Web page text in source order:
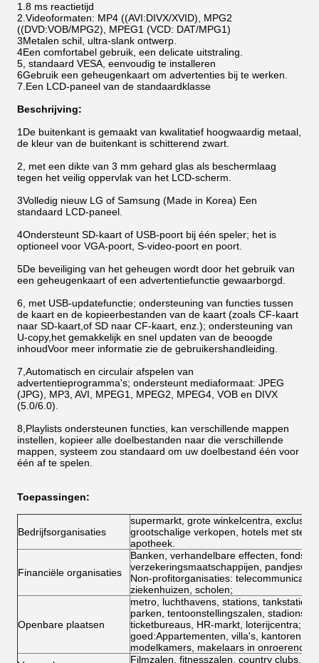
1.8 ms reactietijd
2.Videoformaten: MP4 ((AVI:DIVX/XVID), MPG2
((DVD:VOB/MPG2), MPEG1 (VCD: DAT/MPG1)
3Metalen schil, ultra-slank ontwerp.
4Een comfortabel gebruik, een delicate uitstraling.
5, standaard VESA, eenvoudig te installeren
6Gebruik een geheugenkaart om advertenties bij te werken.
7. Een LCD-paneel van de standaardklasse
Beschrijving:
1De buitenkant is gemaakt van kwalitatief hoogwaardig metaal,
de kleur van de buitenkant is schitterend zwart.
2, met een dikte van 3 mm gehard glas als beschermlaag
tegen het veilig oppervlak van het LCD-scherm.
3Volledig nieuw LG of Samsung (Made in Korea) Een
standaard LCD-paneel.
4Ondersteunt SD-kaart of USB-poort bij één speler; het is
optioneel voor VGA-poort, S-video-poort en poort.
5De beveiliging van het geheugen wordt door het gebruik van
een geheugenkaart of een advertentiefunctie gewaarborgd.
6, met USB-updatefunctie; ondersteuning van functies tussen
de kaart en de kopieerbestanden van de kaart (zoals CF-kaart
naar SD-kaart,of SD naar CF-kaart, enz.); ondersteuning van
U-copy,het gemakkelijk en snel updaten van de beoogde
inhoudVoor meer informatie zie de gebruikershandleiding.
7,Automatisch en circulair afspelen van
advertentieprogramma's; ondersteunt mediaformaat: JPEG
(JPG), MP3, AVI, MPEG1, MPEG2, MPEG4, VOB en DIVX
(5.0/6.0).
8,Playlists ondersteunen functies, kan verschillende mappen
instellen, kopieer alle doelbestanden naar die verschillende
mappen, systeem zou standaard om uw doelbestand één voor
één af te spelen.
Toepassingen:
Bedrijfsorganisaties
supermarkt, grote winkelcentra,
grootschalige verkopen, hotels met
apotheek.
Financiële organisaties
Banken, verhandelbare effecten, fondsen,
verzekeringsmaatschappijen,
Non-profitorganisaties:
ziekenhuizen, scholen;
Openbare plaatsen
metro, luchthavens, stations,
parken, tentoonstellingszalen, stadions,
ticketbureaus, HR-markt, loterijcentra;
goed:Appartementen, villa's, kantoren,
modelkamers, makelaars in onroerend
Filmzalen, fitnesszalen, country clubs,